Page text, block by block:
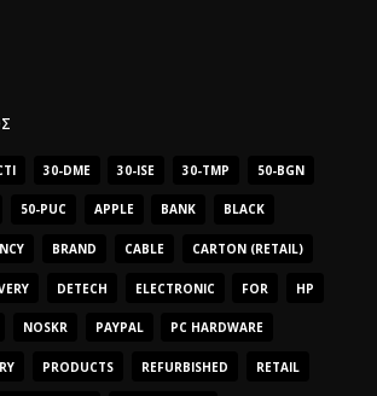
30-DME 30-ISE 30-TMP 50-BGN
50-PUC APPLE BANK BLACK
BRAND CABLE CARTON (RETAIL)
DETECH ELECTRONIC FOR HP
NOSKR PAYPAL PC HARDWARE
PRODUCTS REFURBISHED RETAIL